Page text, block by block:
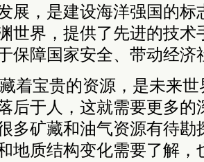
展，是建设海洋强国的标
世界，提供了先进的技术
保障国家安全、带动经济
着宝贵的资源，是未来
后于人，这就需要更多的
多矿藏和油气资源有待勘
地质结构变化需要了解，